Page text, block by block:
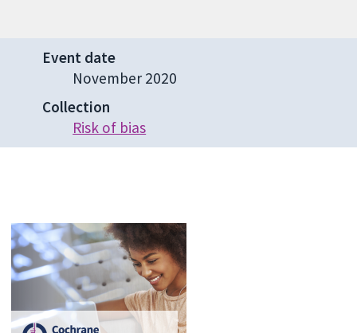
Event date
November 2020
Collection
Risk of bias